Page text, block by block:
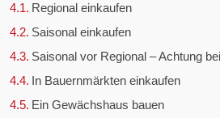
Regional einkaufen
Saisonal einkaufen
Saisonal vor Regional – Achtung
In Bauernmärkten einkaufen
Ein Gewächshaus bauen